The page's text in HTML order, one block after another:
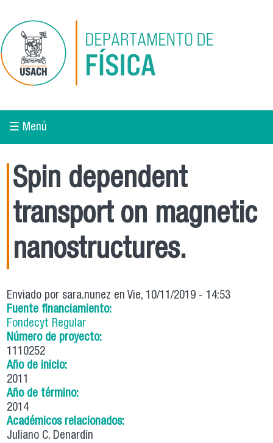
☰ Menú
Spin dependent
transport on magnetic
nanostructures.
Enviado porsara.nunez en Vie, 10/11/2019 - 14:53
Fuente financiamiento:
Fondecyt Regular
Número de proyecto:
1110252
Año de inicio:
2011
Año de término:
2014
Académicos relacionados:
Juliano C. Denardin